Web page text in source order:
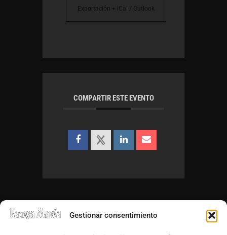
Gestionar consentimiento
Exportación + iCal / Outlook
COMPARTIR ESTE EVENTO